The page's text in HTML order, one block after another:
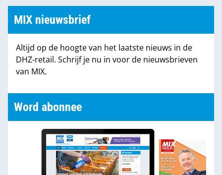
Marktcijfers
Partners
MIX nieuwsbrief
Altijd op de hoogte van het laatste nieuws in de
DHZ-retail. Schrijf je nu in voor de nieuwsbrieven
van MIX.
Word abonnee